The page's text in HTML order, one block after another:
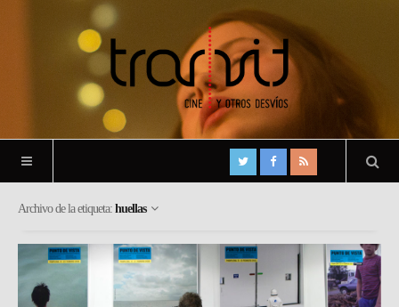
Archivo de la etiqueta: huellas